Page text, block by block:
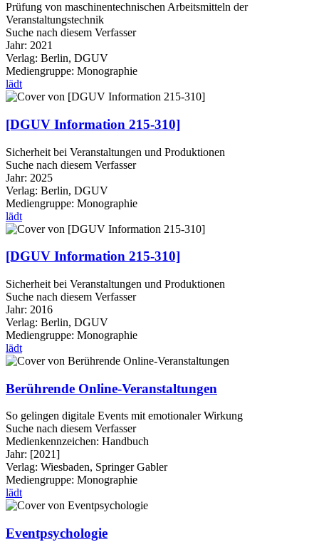
Prüfung von maschinentechnischen Arbeitsmitteln der
Veranstaltungstechnik
Suche nach diesem Verfasser
Jahr: 2021
Verlag: Berlin, DGUV
Mediengruppe: Monographie
lädt
[DGUV Information 215-310]
Sicherheit bei Veranstaltungen und Produktionen
Suche nach diesem Verfasser
Jahr: 2025
Verlag: Berlin, DGUV
Mediengruppe: Monographie
lädt
[DGUV Information 215-310]
Sicherheit bei Veranstaltungen und Produktionen
Suche nach diesem Verfasser
Jahr: 2016
Verlag: Berlin, DGUV
Mediengruppe: Monographie
lädt
Berührende Online-Veranstaltungen
So gelingen digitale Events mit emotionaler Wirkung
Suche nach diesem Verfasser
Medienkennzeichen: Handbuch
Jahr: [2021]
Verlag: Wiesbaden, Springer Gabler
Mediengruppe: Monographie
lädt
Eventpsychologie